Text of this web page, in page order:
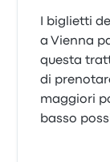
I biglietti
a Vienna
questa
di
maggiori
basso